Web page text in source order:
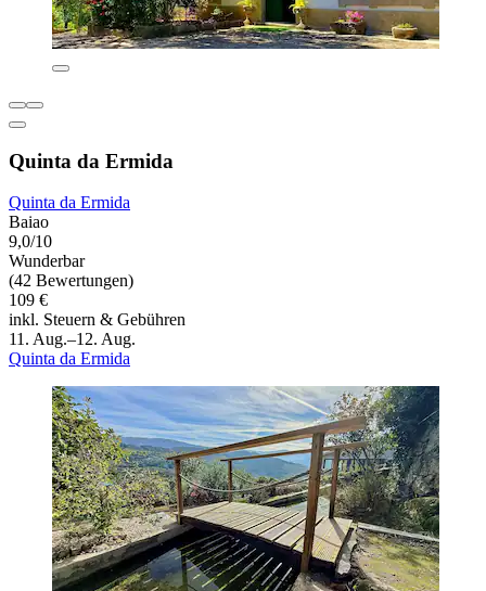
Quinta da Ermida
Quinta da Ermida
Baiao
9,0/10
Wunderbar
(42 Bewertungen)
109 €
inkl. Steuern & Gebühren
11. Aug.–12. Aug.
Quinta da Ermida